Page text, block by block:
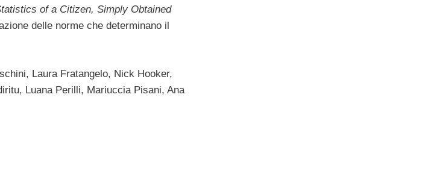
of a Citizen, Simply Obtained
delle norme che determinano il
Laura Fratangelo, Nick Hooker,
Luana Perilli, Mariuccia Pisani, Ana